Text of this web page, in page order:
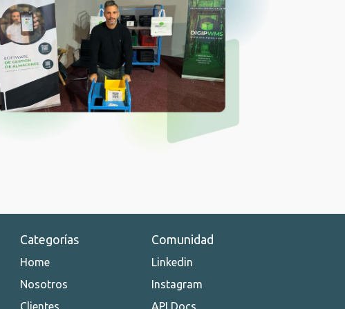
Categorías
Home
Nosotros
Comunidad
Linkedin
Instagram